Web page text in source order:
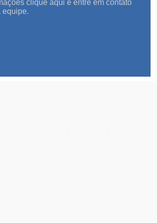
clique aqui e entre em contato
equipe.